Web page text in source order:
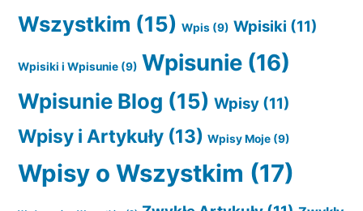
Wszystkim (15) Wpis (9) Wpisiki (11)
Wpisiki i Wpisunie (9) Wpisunie (16)
Wpisunie Blog (15) Wpisy (11)
Wpisy i Artykuły (13) Wpisy Moje (9)
Wpisy o Wszystkim (17)